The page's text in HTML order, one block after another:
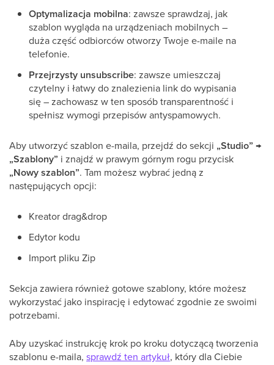
Optymalizacja mobilna: zawsze sprawdzaj, jak
szablon wygląda na urządzeniach mobilnych –
duża część odbiorców otworzy Twoje e-maile na
telefonie.
Przejrzysty unsubscribe: zawsze umieszczaj
czytelny i łatwy do znalezienia link do wypisania
się – zachowasz w ten sposób transparentność i
spełnisz wymogi przepisów antyspamowych.
Aby utworzyć szablon e-maila, przejdź do sekcji „Studio” →
„Szablony” i znajdź w prawym górnym rogu przycisk
„Nowy szablon”. Tam możesz wybrać jedną z
następujących opcji:
Kreator drag&drop
Edytor kodu
Import pliku Zip
Sekcja zawiera również gotowe szablony, które możesz
wykorzystać jako inspirację i edytować zgodnie ze swoimi
potrzebami.
Aby uzyskać instrukcję krok po kroku dotyczącą tworzenia
szablonu e-maila, sprawdź ten artykuł, który dla Ciebie